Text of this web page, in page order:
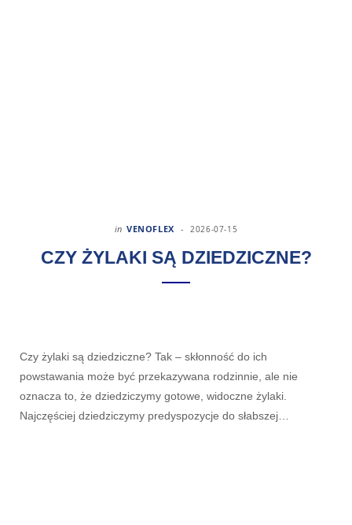
in VENOFLEX 2026-07-15
CZY ŻYLAKI SĄ DZIEDZICZNE?
Czy żylaki są dziedziczne? Tak – skłonność do ich
powstawania może być przekazywana rodzinnie, ale nie
oznacza to, że dziedziczymy gotowe, widoczne żylaki.
Najczęściej dziedziczymy predyspozycje do słabszej…